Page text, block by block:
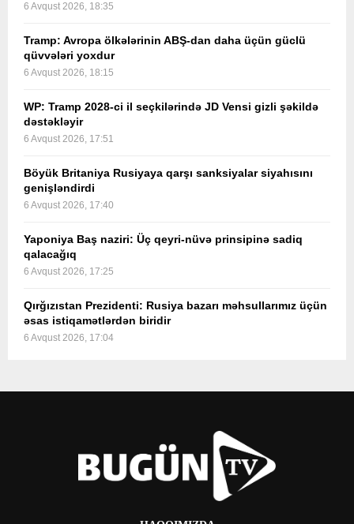
6 Avqust 2026, 18:35
Tramp: Avropa ölkələrinin ABŞ-dan daha üçün güclü
qüvvələri yoxdur
6 Avqust 2026, 18:15
WP: Tramp 2028-ci il seçkilərində JD Vensi gizli şəkildə
dəstəkləyir
6 Avqust 2026, 17:51
Böyük Britaniya Rusiyaya qarşı sanksiyalar siyahısını
genişləndirdi
6 Avqust 2026, 17:40
Yaponiya Baş naziri: Üç qeyri-nüvə prinsipinə sadiq
qalacağıq
6 Avqust 2026, 17:25
Qırğızıstan Prezidenti: Rusiya bazarı məhsullarımız üçün
əsas istiqamətlərdən biridir
6 Avqust 2026, 17:04